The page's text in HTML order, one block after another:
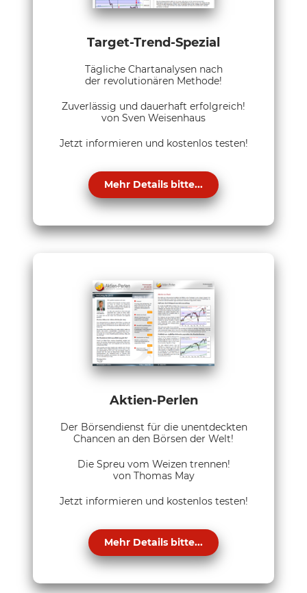
Target-Trend-Spezial
Tägliche Chartanalysen nach
der revolutionären Methode!
Zuverlässig und dauerhaft erfolgreich!
von Sven Weisenhaus
Jetzt informieren und kostenlos testen!
Mehr Details bitte...
Aktien-Perlen
Der Börsendienst für die unentdeckten
Chancen an den Börsen der Welt!
Die Spreu vom Weizen trennen!
von Thomas May
Jetzt informieren und kostenlos testen!
Mehr Details bitte...